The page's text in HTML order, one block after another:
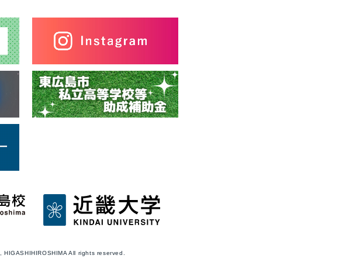
All rights reserved.